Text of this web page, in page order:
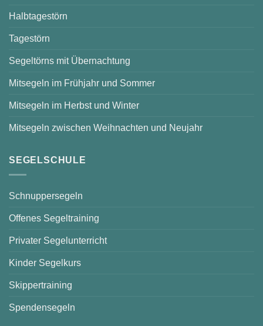
Halbtagestörn
Tagestörn
Segeltörns mit Übernachtung
Mitsegeln im Frühjahr und Sommer
Mitsegeln im Herbst und Winter
Mitsegeln zwischen Weihnachten und Neujahr
SEGELSCHULE
Schnuppersegeln
Offenes Segeltraining
Privater Segelunterricht
Kinder Segelkurs
Skippertraining
Spendensegeln